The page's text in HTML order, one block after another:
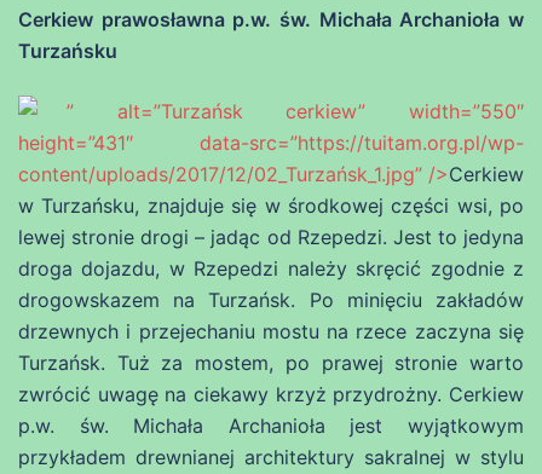
Cerkiew prawosławna p.w. św. Michała Archanioła w
Turzańsku
” alt=”Turzańsk cerkiew” width=”550″
height=”431″ data-src=”https://tuitam.org.pl/wp-
content/uploads/2017/12/02_Turzańsk_1.jpg” />Cerkiew
w Turzańsku, znajduje się w środkowej części wsi, po
lewej stronie drogi – jadąc od Rzepedzi. Jest to jedyna
droga dojazdu, w Rzepedzi należy skręcić zgodnie z
drogowskazem na Turzańsk. Po minięciu zakładów
drzewnych i przejechaniu mostu na rzece zaczyna się
Turzańsk. Tuż za mostem, po prawej stronie warto
zwrócić uwagę na ciekawy krzyż przydrożny. Cerkiew
p.w. św. Michała Archanioła jest wyjątkowym
przykładem drewnianej architektury sakralnej w stylu